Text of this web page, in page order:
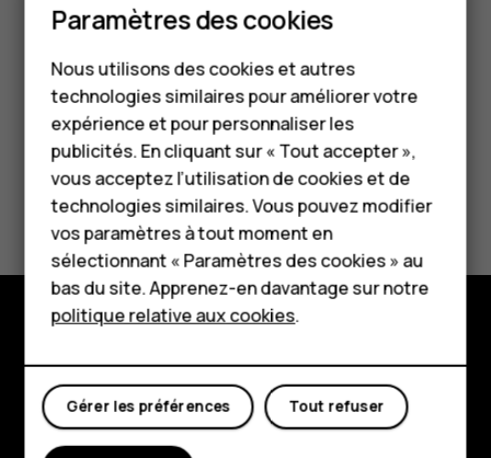
Smartphones
Téléphones classiques
HMD Terra M
Pour les entreprises
Tablettes
Boutique
Mon compte
minutes peuvent s'écouler avant que l'indicateur de
Avez-vous trouvé cela utile?
Oui Non
À propos
Planet and people
Paramètres des cookies
Nous utilisons des cookies et autres
technologies similaires pour améliorer votre
expérience et pour personnaliser les
publicités. En cliquant sur « Tout accepter »,
vous acceptez l’utilisation de cookies et de
technologies similaires. Vous pouvez modifier
vos paramètres à tout moment en
sélectionnant « Paramètres des cookies » au
bas du site. Apprenez-en davantage sur notre
politique relative aux cookies.
Tout refuser
Gérer les préférences